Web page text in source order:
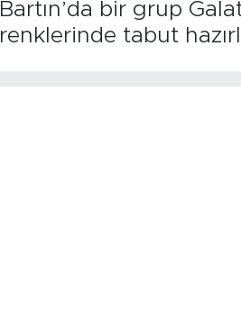
Bartın’da bir grup
renklerinde tabut